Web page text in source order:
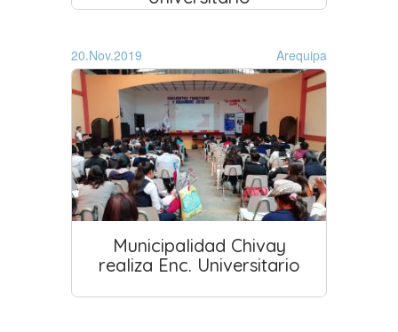
20.Nov.2019 Arequipa
Municipalidad Chivay
realiza Enc. Universitario